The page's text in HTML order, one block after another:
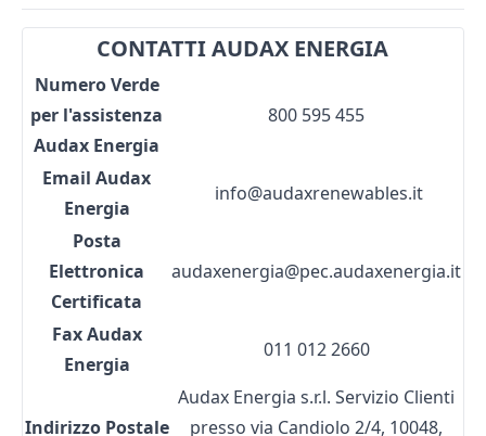
CONTATTI AUDAX ENERGIA
Numero Verde
per l'assistenza
Audax Energia
800 595 455
Email Audax
Energia
info@audaxrenewables.it
Posta
Elettronica
Certificata
audaxenergia@pec.audaxenergia.it
FaxAudax
Energia
011 012 2660
Indirizzo Postale
Audax Energia s.r.l. Servizio Clienti
presso via Candiolo 2/4, 10048,